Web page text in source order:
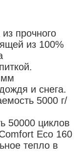
прочного
из 100%
мм
и снега.
5000 г/
50000 циклов
Eco 160
тепло в